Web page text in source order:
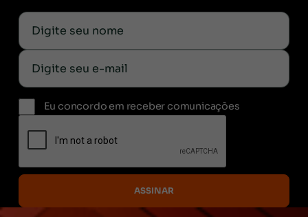
Eu concordo em receber comunicações